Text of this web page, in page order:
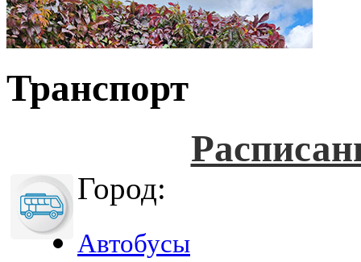
Транспорт
Город:
Автобусы